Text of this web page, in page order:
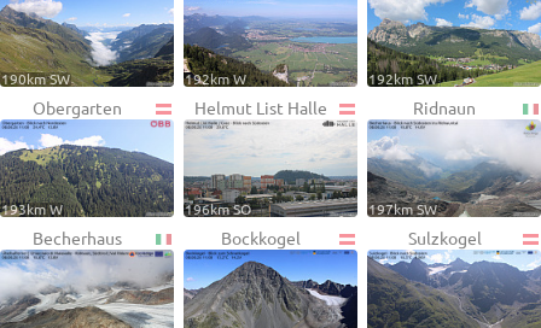
190km SW 192km W 192km SW
Obergarten
193km W
Helmut List Halle
196km SO
Ridnaun
197km SW
Becherhaus Bockkogel Sulzkogel